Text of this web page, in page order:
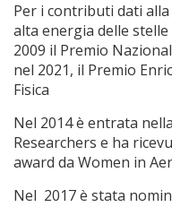
Per i contributi dati
alta energia delle
2009 il Premio
nel 2021, il Premio
Fisica
Nel 2014 è entrata
Researchers e ha
award da Women in
Nel 2017 è stata